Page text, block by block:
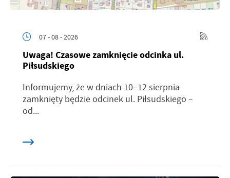
07 - 08 - 2026
Uwaga! Czasowe zamknięcie odcinka ul.
Piłsudskiego
Informujemy, że w dniach 10–12 sierpnia
zamknięty będzie odcinek ul. Piłsudskiego –
od...